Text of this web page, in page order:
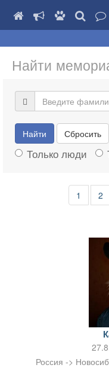
Найти
Найти Сбросить
Только люди
1 2
Россия ->